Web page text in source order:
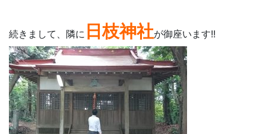
続きまして、隣に 日枝神社が御座います!!